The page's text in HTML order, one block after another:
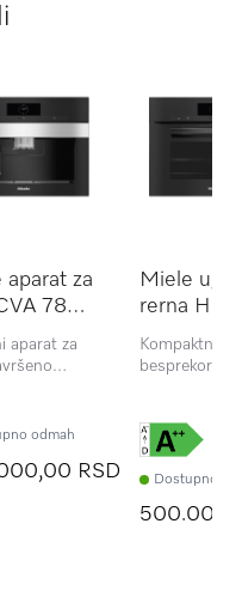
aparat za
7840
CLST
aparat za
za
odmah
RSD
Miele
rerna H
BP OBSW
Kompaktna
besprekoran
Dostupno